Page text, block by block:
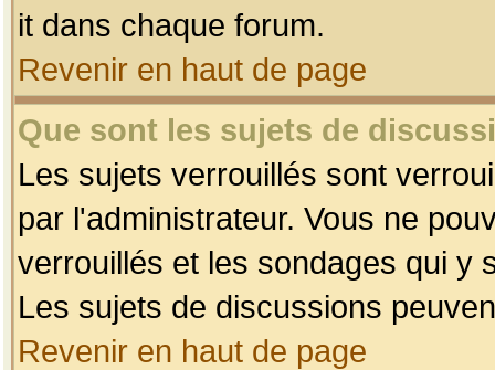
it dans chaque forum.
Revenir en haut de page
Que sont les sujets de
Les sujets verrouillés sont
par l'administrateur. Vous ne
verrouillés et les sondages qui y
Les sujets de discussions
Revenir en haut de page